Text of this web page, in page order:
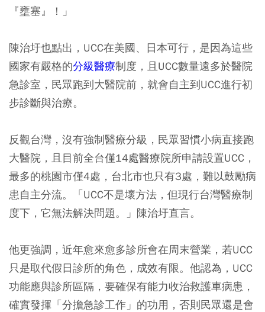
『壅塞』！」
陳治圩也點出，UCC在美國、日本可行，是因為這些
國家有嚴格的分級醫療制度，且UCC數量遠多於醫院
急診室，民眾跑到大醫院前，就會自主到UCC進行初
步診斷與治療。
反觀台灣，沒有強制醫療分級，民眾習慣小病直接跑
大醫院，且目前全台僅14處醫療院所申請設置UCC，
最多的桃園市僅4處，台北市也只有3處，難以鼓勵病
患自主分流。「UCC不是壞方法，但現行台灣醫療制
度下，它無法解決問題。」陳治圩直言。
他更強調，近年愈來愈多診所會在周末營業，若UCC
只是取代假日診所的角色，成效有限。他認為，UCC
功能應與診所區隔，要確保有能力收治救護車病患，
確實發揮「分擔急診工作」的功用，否則民眾還是會